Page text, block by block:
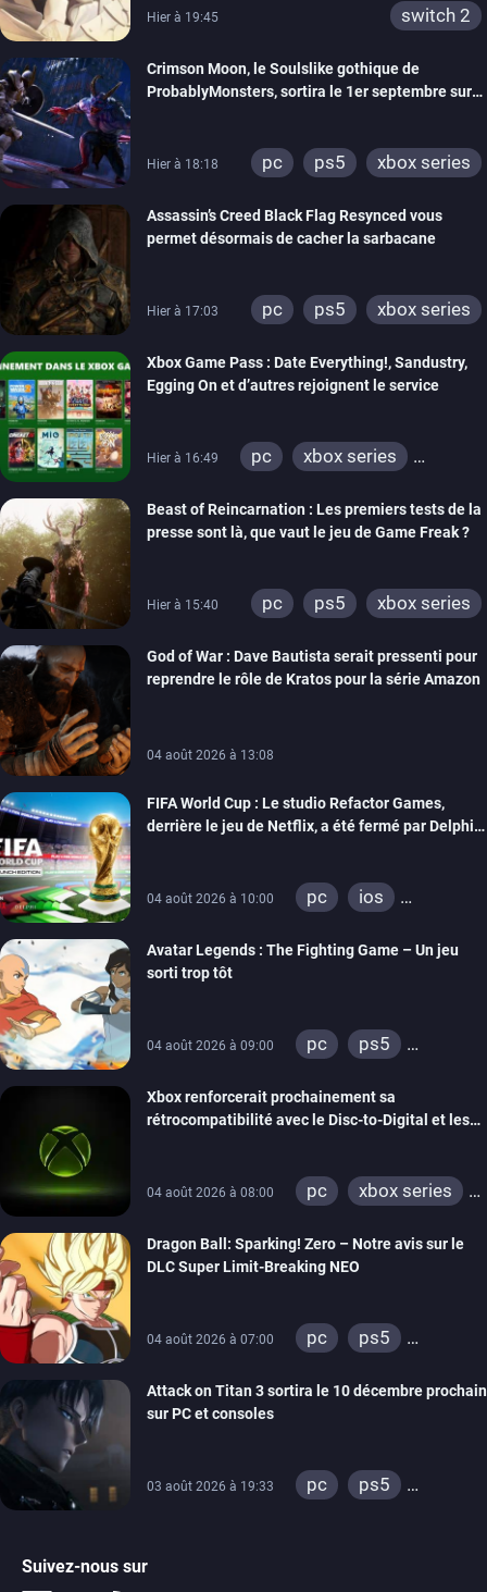
Hier à 19:45 switch 2
Crimson Moon, le Soulslike gothique de
ProbablyMonsters, sortira le 1er septembre sur
Hier à 18:18 pc ps5 xbox series
Assassin’s Creed Black Flag Resynced vous
permet désormais de cacher la sarbacane
Hier à 17:03 pc ps5 xbox series
Xbox Game Pass : Date Everything!, Sandustry,
Egging On et d’autres rejoignent le service
Hier à 16:49 pc
xbox series
Beast of Reincarnation : Les premiers tests de la
presse sont là, que vaut le jeu de Game Freak ?
Hier à 15:40 pc ps5 xbox series
God of War : Dave Bautista serait pressenti pour
reprendre le rôle de Kratos pour la série Amazon
04 août 2026 à 13:08
FIFA World Cup : Le studio Refactor Games,
derrière le jeu de Netflix, a été fermé par Delphi
04 août 2026 à 10:00 pc
ios
Avatar Legends : The Fighting Game – Un jeu
sorti trop tôt
04 août 2026 à 09:00 pc
ps5
switch
switch 2
Xbox renforcerait prochainement sa
rétrocompatibilité avec le Disc-to-Digital et les
04 août 2026 à 08:00 pc
xbox series
xbox 360
Dragon Ball: Sparking! Zero – Notre avis sur le
DLC Super Limit-Breaking NEO
04 août 2026 à 07:00 pc
ps5
Attack on Titan 3 sortira le 10 décembre prochain
sur PC et consoles
03 août 2026 à 19:33 pc
ps5
Suivez-nous sur